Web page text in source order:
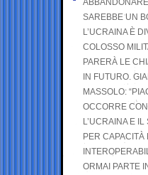
SAREBBE UN
L’UCRAINA È
COLOSSO
PARERÀ LE
IN FUTURO.
MASSOLO:
OCCORRE
L’UCRAINA E
PER CAPACITÀ
ORMAI PARTE